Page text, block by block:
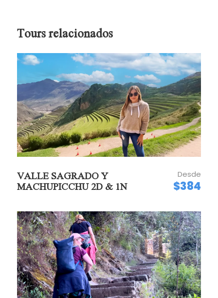
al famoso cañón. La Ciudad Perdida de los Incas,
Machu Picchu, nos recibirá con sus increíbles
urbanas. La energía emana de todo el lugar.
Al culminar la visita guiada, el autobús lo llevará de
retorno al pueblo de Machu Picchu, donde tendrá
tiempo suficiente para disfrutar de nuestras
comidas típicas peruanas en un restaurante de la
zona antes de abordar su tren Expedition o Voyager
de regreso a Ollantaytambo. Nuestro equipo estará
esperando por usted a su llegada a Ollantaytambo
para retornar a la ciudad del Cusco luego de un día
inolvidable lleno de experiencias y aventuras.
Incluye
Recojo y retorno a su hotel en el Centro
Histórico de Cusco.
Tour a Laguna Humantay en servicio
compartido en idioma español/inglés, con
Tours relacionados
VALLE SAGRADO Y
MACHUPICCHU 2D & 1N
Desde
$384